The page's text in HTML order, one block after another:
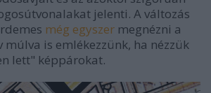
jelenti. A változás
még egyszer megnézni a
múlva is emlékezzünk, ha nézzük
lett" képpárokat.